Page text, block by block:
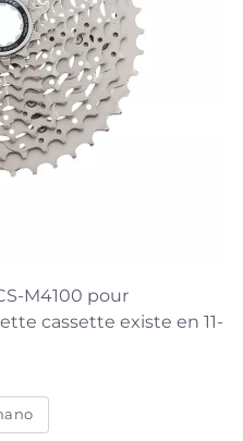
M4100 pour
cassette existe en 11-